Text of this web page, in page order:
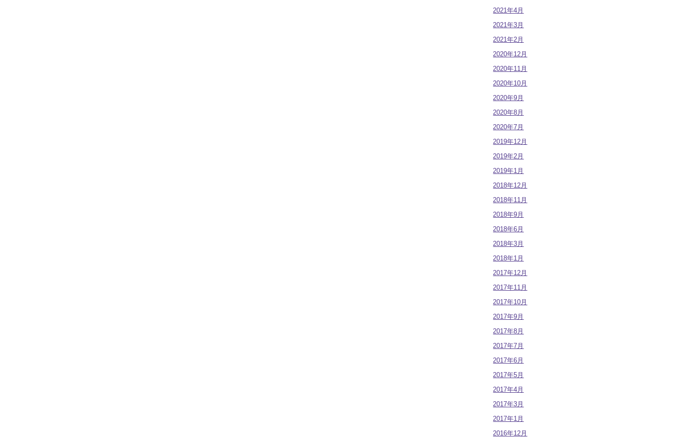
2021年4月
2021年3月
2021年2月
2020年12月
2020年11月
2020年10月
2020年9月
2020年8月
2020年7月
2019年12月
2019年2月
2019年1月
2018年12月
2018年11月
2018年9月
2018年6月
2018年3月
2018年1月
2017年12月
2017年11月
2017年10月
2017年9月
2017年8月
2017年7月
2017年6月
2017年5月
2017年4月
2017年3月
2017年1月
2016年12月